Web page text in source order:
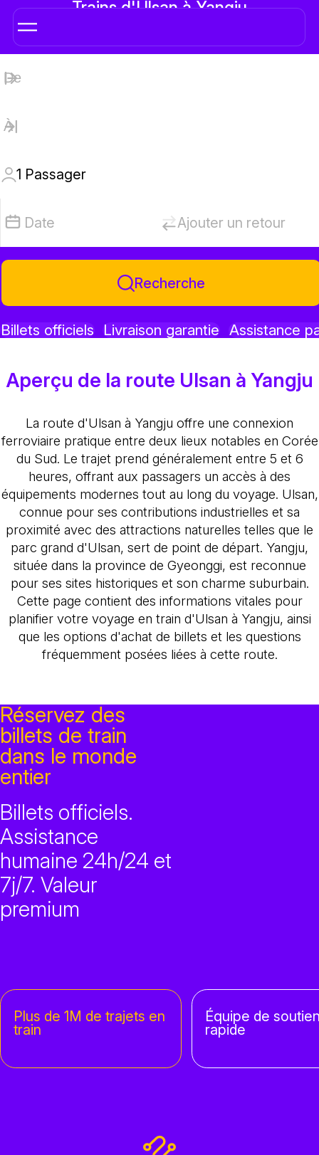
Trains d'Ulsan à Yangju
1 Passager
Date Ajouter un retour
Recherche
Billets officiels Livraison garantie Assistance
Aperçu de la route Ulsan à Yangju
La route d'Ulsan à Yangju offre une connexion
ferroviaire pratique entre deux lieux notables en Corée
du Sud. Le trajet prend généralement entre 5 et 6
heures, offrant aux passagers un accès à des
équipements modernes tout au long du voyage. Ulsan,
connue pour ses contributions industrielles et sa
proximité avec des attractions naturelles telles que le
parc grand d'Ulsan, sert de point de départ. Yangju,
située dans la province de Gyeonggi, est reconnue
pour ses sites historiques et son charme suburbain.
Cette page contient des informations vitales pour
planifier votre voyage en train d'Ulsan à Yangju, ainsi
que les options d'achat de billets et les questions
fréquemment posées liées à cette route.
Réservez des
billets de train
dans le monde
entier
Billets officiels.
Assistance
humaine 24h/24 et
7j/7. Valeur
premium
Plus de 1M de trajets en
train
Équipe de
rapide